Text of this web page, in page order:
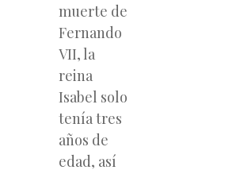
muerte de
Fernando
VII, la
reina
Isabel solo
tenía tres
años de
edad, así